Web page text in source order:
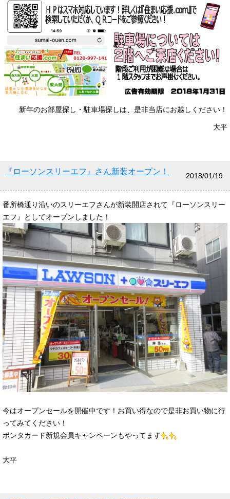
新年のお部屋探し・駐車場探しは、是非当店にお越しください！
大平
『ローソンスリーエフ』さん新装オープン！ 2018/01/19
番所橋通り沿いのスリーエフさんが新装開店されて『ローソンスリー
エフ』としてオープンしました！
今はオープンセールを開催中です！お買い得なので是非お買い物に行
ってみてください！
ポンタカード新規会員キャンペーンもやってます
大平